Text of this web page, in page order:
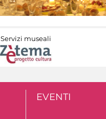
Servizi museali
EVENTI